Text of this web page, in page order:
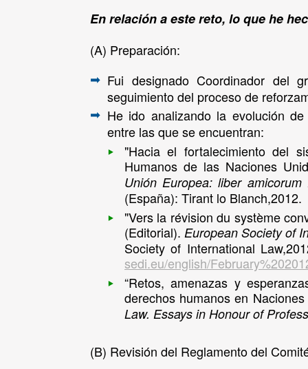
En relación a este reto, lo que he
(A) Preparación:
➡ Fui designado Coordinador del
seguimiento del proceso de
➡ He ido analizando la evolución
entre las que se encuentran:
‣
"Hacia el fortalecimiento del
Humanos de las Naciones
Unión Europea: liber
(España): Tirant lo Blanch,2012.
‣
"Vers la révision du système
(Editorial). European Society of
Society of International
sedi.eu/english/
‣
“Retos, amenazas y
derechos humanos en
Law. Essays in Honour of
(B) Revisión del Reglamento del